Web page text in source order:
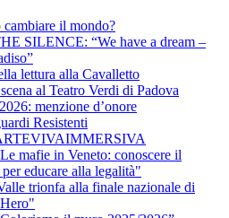
cambiare il mondo?
SILENCE: “We have a dream –
lettura alla Cavalletto
al Teatro Verdi di Padova
menzione d’onore
Resistenti
mafie in Veneto: conoscere il
educare alla legalità"
trionfa alla finale nazionale di